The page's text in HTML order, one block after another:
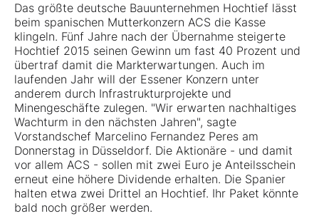
Kontakt
Das größte deutsche Bauunternehmen Hochtief lässt
beim spanischen Mutterkonzern ACS die Kasse
klingeln. Fünf Jahre nach der Übernahme steigerte
Hochtief 2015 seinen Gewinn um fast 40 Prozent und
übertraf damit die Markterwartungen. Auch im
laufenden Jahr will der Essener Konzern unter
anderem durch Infrastrukturprojekte und
Minengeschäfte zulegen. "Wir erwarten nachhaltiges
Wachturm in den nächsten Jahren", sagte
Vorstandschef Marcelino Fernandez Peres am
Donnerstag in Düsseldorf. Die Aktionäre - und damit
vor allem ACS - sollen mit zwei Euro je Anteilsschein
erneut eine höhere Dividende erhalten. Die Spanier
halten etwa zwei Drittel an Hochtief. Ihr Paket könnte
bald noch größer werden.